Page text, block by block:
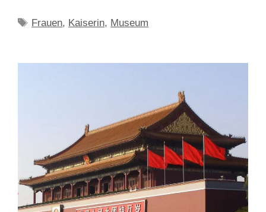
Schlagwörter
Frauen, Kaiserin, Museum